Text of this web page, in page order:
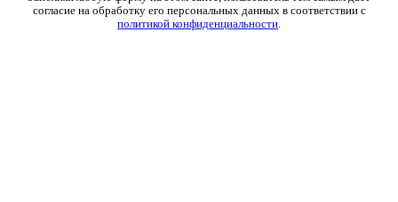
согласие на обработку его персональных данных в соответствии с
политикой конфиденциальности.